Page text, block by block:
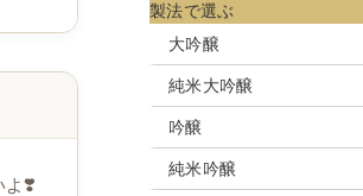
よ❣️
製法で選ぶ
大吟醸
純米大吟醸
吟醸
純米吟醸